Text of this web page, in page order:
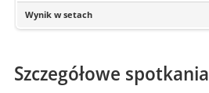
Wynik w setach
Szczegółowe spotkania